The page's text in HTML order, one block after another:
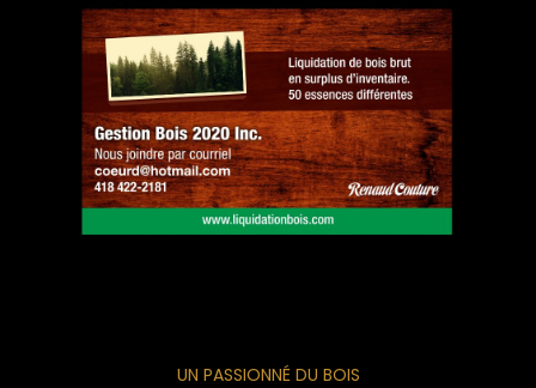
UN PASSIONNÉ DU BOIS